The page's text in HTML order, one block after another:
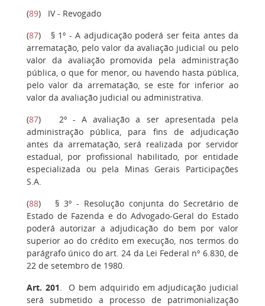
(89) IV - Revogado
(87) § 1º - A adjudicação poderá ser feita antes da
arrematação, pelo valor da avaliação judicial ou pelo
valor da avaliação promovida pela administração
pública, o que for menor, ou havendo hasta pública,
pelo valor da arrematação, se este for inferior ao
valor da avaliação judicial ou administrativa.
(87) 2º - A avaliação a ser apresentada pela
administração pública, para fins de adjudicação
antes da arrematação, será realizada por servidor
estadual, por profissional habilitado, por entidade
especializada ou pela Minas Gerais Participações
S.A.
(88) § 3º - Resolução conjunta do Secretário de
Estado de Fazenda e do Advogado-Geral do Estado
poderá autorizar a adjudicação do bem por valor
superior ao do crédito em execução, nos termos do
parágrafo único do art. 24 da Lei Federal nº 6.830, de
22 de setembro de 1980.
Art. 201. O bem adquirido em adjudicação judicial
será submetido a processo de patrimonialização